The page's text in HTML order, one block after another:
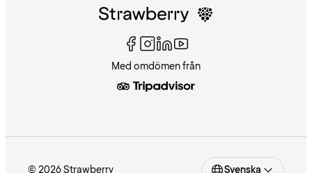
Med omdömen från
© 2026 Strawberry Svenska